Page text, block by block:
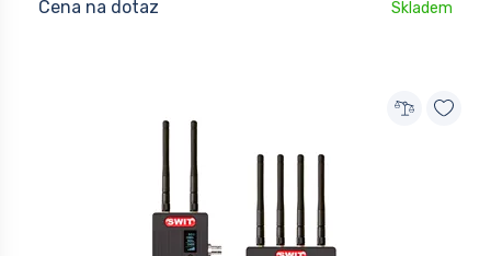
Cena na dotaz Skladem